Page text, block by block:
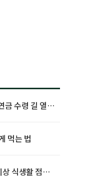
금 수령 길 열린
먹는 법
식생활 점수